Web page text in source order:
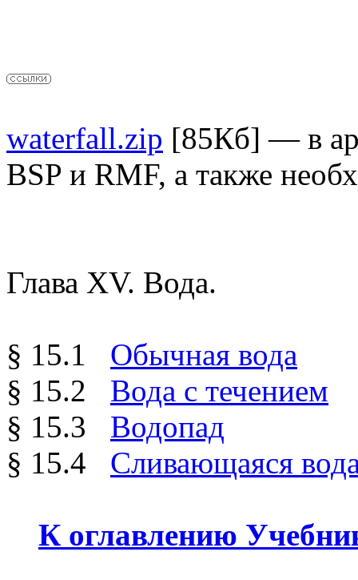
waterfall.zip [85Кб] — в
BSP и RMF, а также
Глава XV. Вода.
§ 15.1 Обычная вода
§ 15.2 Вода с течением
§ 15.3 Водопад
§ 15.4 Сливающаяся
К оглавлению